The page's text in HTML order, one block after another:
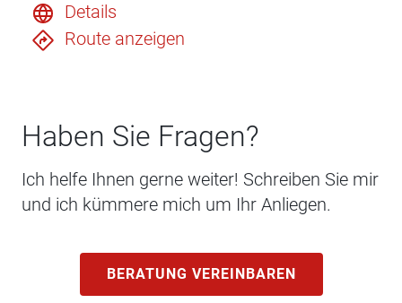
Details
Route anzeigen
Haben Sie Fragen?
Ich helfe Ihnen gerne weiter! Schreiben Sie mir
und ich kümmere mich um Ihr Anliegen.
BERATUNG VEREINBAREN